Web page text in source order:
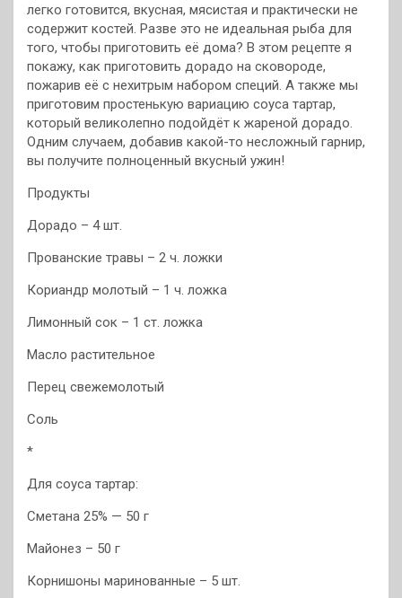
легко готовится, вкусная, мясистая и практически не
содержит костей. Разве это не идеальная рыба для
того, чтобы приготовить её дома? В этом рецепте я
покажу, как приготовить дорадо на сковороде,
пожарив её с нехитрым набором специй. А также мы
приготовим простенькую вариацию соуса тартар,
который великолепно подойдёт к жареной дорадо.
Одним случаем, добавив какой-то несложный гарнир,
вы получите полноценный вкусный ужин!
Продукты
Дорадо – 4 шт.
Прованские травы – 2 ч. ложки
Кориандр молотый – 1 ч. ложка
Лимонный сок – 1 ст. ложка
Масло растительное
Перец свежемолотый
Соль
*
Для соуса тартар:
Сметана 25% — 50 г
Майонез – 50 г
Корнишоны маринованные – 5 шт.